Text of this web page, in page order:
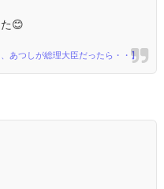
😊
あつしが総理大臣だったら・・】